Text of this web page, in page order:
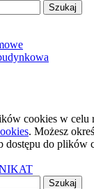
Szukaj
cookies w celu
. Możesz
dostępu do plików
Szukaj